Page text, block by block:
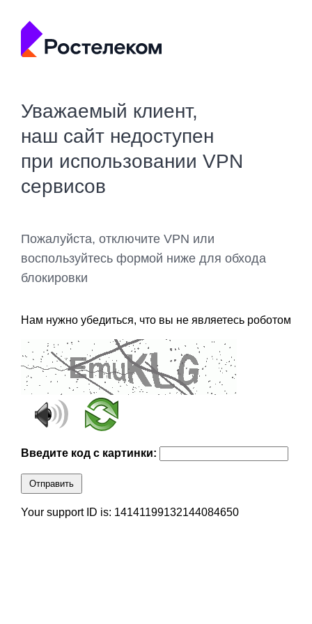
Уважаемый клиент,
наш сайт недоступен
при использовании VPN
сервисов
Пожалуйста, отключите VPN или
воспользуйтесь формой ниже для обхода
блокировки
Нам нужно убедиться, что вы не являетесь роботом
Введите код с картинки:
Отправить
Your support ID is: 14141199132144084650